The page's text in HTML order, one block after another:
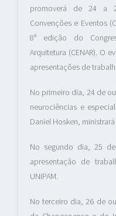
promoverá de 24 a
Convenções e Eventos
8ª edição do
Arquitetura (CENAR). O
apresentações de
No primeiro dia, 24 de
neurociências e
Daniel Hosken,
No segundo dia, 25
apresentação de
UNIPAM.
No terceiro dia, 26 de